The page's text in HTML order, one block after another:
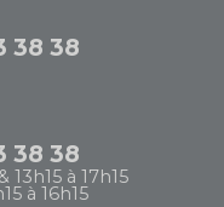
38 38
38 38
à 17h15
à 16h15